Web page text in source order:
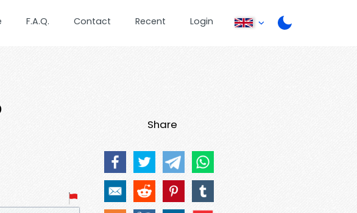
F.A.Q. Contact Recent Login
Share